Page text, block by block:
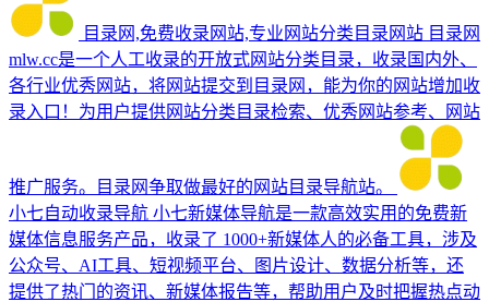
目录网,免费收录网站,专业网站分类目录网站 目录网
mlw.cc是一个人工收录的开放式网站分类目录，收录国内外、
各行业优秀网站，将网站提交到目录网，能为你的网站增加收
录入口！为用户提供网站分类目录检索、优秀网站参考、网站
推广服务。目录网争取做最好的网站目录导航站。
小七自动收录导航 小七新媒体导航是一款高效实用的免费新
媒体信息服务产品，收录了 1000+新媒体人的必备工具，涉及
公众号、AI工具、短视频平台、图片设计、数据分析等，还
提供了热门的资讯、新媒体报告等，帮助用户及时把握热点动